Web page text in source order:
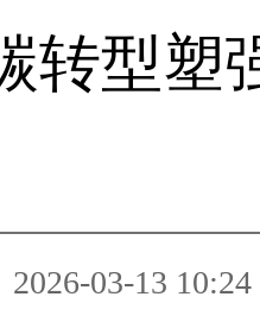
转型塑
03-13 10:24